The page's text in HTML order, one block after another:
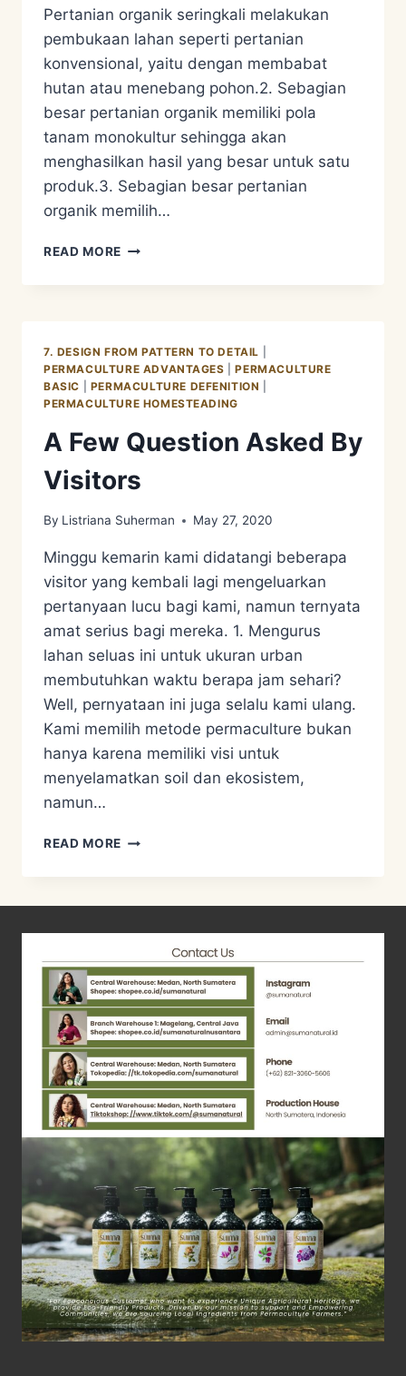
Pertanian organik seringkali melakukan
pembukaan lahan seperti pertanian
konvensional, yaitu dengan membabat
hutan atau menebang pohon.2. Sebagian
besar pertanian organik memiliki pola
tanam monokultur sehingga akan
menghasilkan hasil yang besar untuk satu
produk.3. Sebagian besar pertanian
organik memilih…
READ MORE PERBEDAAN
ORGANIC
7. DESIGN FROM PATTERN TO DETAIL
PERMACULTURE ADVANTAGES |PERMACULTURE
BASIC
PERMACULTURE DEFENITION
PERMACULTURE HOMESTEADING
A Few Question Asked By
Visitors
By Listriana Suherman May 27, 2020
Minggu kemarin kami didatangi beberapa
visitor yang kembali lagi mengeluarkan
pertanyaan lucu bagi kami, namun ternyata
amat serius bagi mereka. 1. Mengurus
lahan seluas ini untuk ukuran urban
membutuhkan waktu berapa jam sehari?
Well, pernyataan ini juga selalu kami ulang.
Kami memilih metode permaculture bukan
hanya karena memiliki visi untuk
menyelamatkan soil dan ekosistem,
namun…
READ MORE A
QUESTION
VISITORS